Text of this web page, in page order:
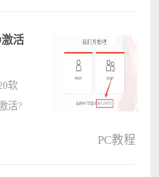
机
激活
软
活?
PC教程